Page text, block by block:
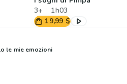
3+
1h03
19,99 $
le mie emozioni